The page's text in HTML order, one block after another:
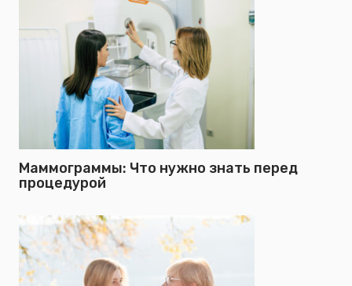
Маммограммы: Что нужно знать перед
процедурой